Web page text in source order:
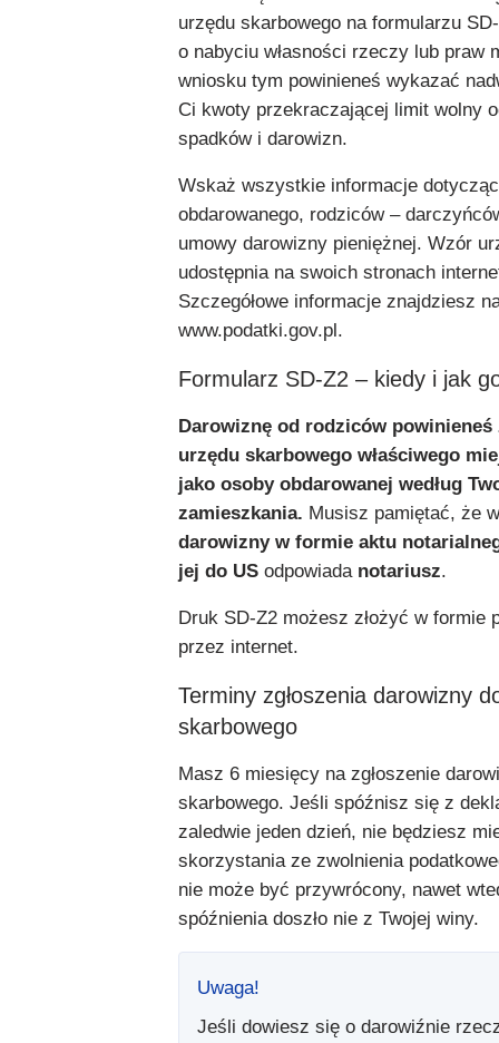
urzędu skarbowego na formularzu
o nabyciu własności rzeczy lub praw
wniosku tym powinieneś wykazać
Ci kwoty przekraczającej limit wolny
spadków i darowizn.
Wskaż wszystkie informacje
obdarowanego, rodziców –
umowy darowizny pieniężnej. Wzór
udostępnia na swoich stronach
Szczegółowe informacje znajdziesz
www.podatki.gov.pl.
Formularz SD-Z2 – kiedy i jak
Darowiznę od rodziców powinieneś
urzędu skarbowego właściwego
jako osoby obdarowanej według
zamieszkania. Musisz pamiętać, że
darowizny w formie aktu
jej do US odpowiada notariusz.
Druk SD-Z2 możesz złożyć w formie
przez internet.
Terminy zgłoszenia darowizny
skarbowego
Masz 6 miesięcy na zgłoszenie
skarbowego. Jeśli spóźnisz się z
zaledwie jeden dzień, nie będziesz
skorzystania ze zwolnienia
nie może być przywrócony, nawet
spóźnienia doszło nie z Twojej winy.
Uwaga!
Jeśli dowiesz się o darowiźnie